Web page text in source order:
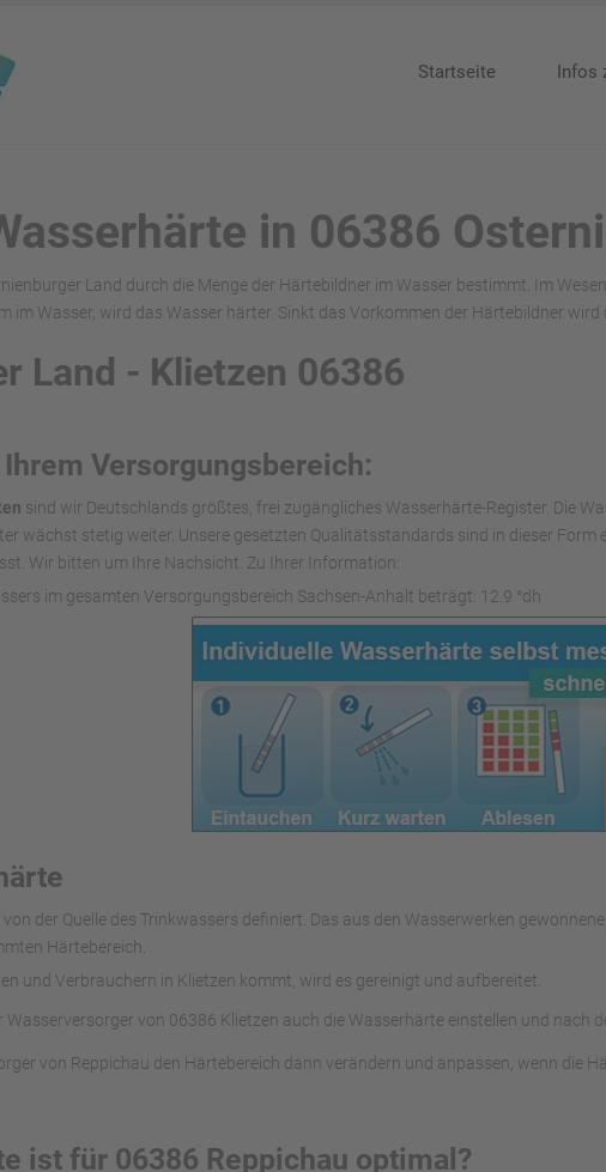
Startseite Infos
in 06386
Land durch die Menge der Härtebildner im Wasser bestimmt. Im
im Wasser, wird das Wasser härter. Sinkt das Vorkommen der Härtebildner wird
Land - Klietzen 06386
Versorgungsbereich:
sind wir Deutschlands größtes, frei zugängliches Wasserhärte-Register. Die
wächst stetig weiter. Unsere gesetzten Qualitätsstandards sind in dieser
Wir bitten um Ihre Nachsicht. Zu Ihrer Information:
im gesamten Versorgungsbereich Sachsen-Anhalt beträgt: 12.9 °dh
der Quelle des Trinkwassers definiert. Das aus den Wasserwerken
Härtebereich.
und Verbrauchern in Klietzen kommt, wird es gereinigt und aufbereitet.
Wasserversorger von 06386 Klietzen auch die Wasserhärte einstellen und nach
von Reppichau den Härtebereich dann verändern und anpassen, wenn die
ist für 06386 Reppichau optimal?